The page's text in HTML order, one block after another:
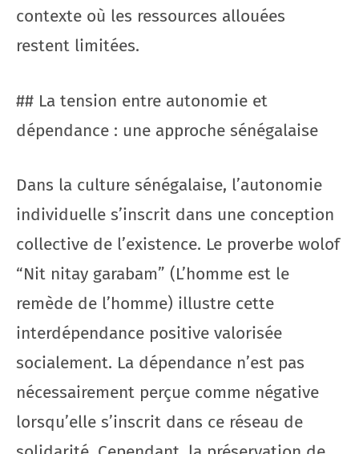
contexte où les ressources allouées
restent limitées.
## La tension entre autonomie et
dépendance : une approche sénégalaise
Dans la culture sénégalaise, l’autonomie
individuelle s’inscrit dans une conception
collective de l’existence. Le proverbe wolof
“Nit nitay garabam” (L’homme est le
remède de l’homme) illustre cette
interdépendance positive valorisée
socialement. La dépendance n’est pas
nécessairement perçue comme négative
lorsqu’elle s’inscrit dans ce réseau de